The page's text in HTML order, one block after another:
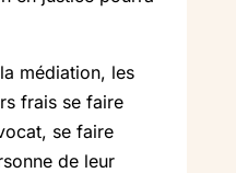
médiation, les
frais se faire
se faire
de leur